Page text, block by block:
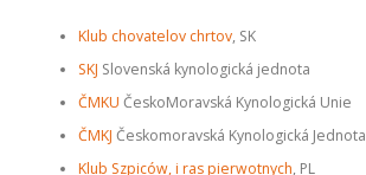
Klub chovatelov chrtov, SK
SKJ Slovenská kynologická jednota
ČMKU ČeskoMoravská Kynologická Unie
ČMKJ Českomoravská Kynologická Jednota
Klub Szpiców, i ras pierwotnych, PL